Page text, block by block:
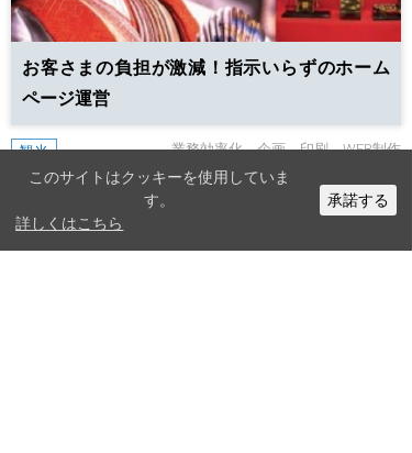
お客さまの負担が激減！指示いらずのホーム
ページ運営
観光 業務効率化 企画 印刷 WEB制作
関連したサービス
このサイトはクッキーを使用していま
す。
承諾する
詳しくはこちら